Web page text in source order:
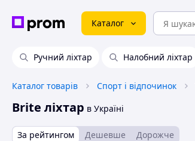
Каталог
Ручний ліхтар Налобний ліхтар
Каталог товарів Спорт і відпочинок
Brite ліхтар в Україні
За рейтингом Дешевше Дорожче